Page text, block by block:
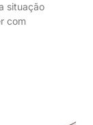
situação
com